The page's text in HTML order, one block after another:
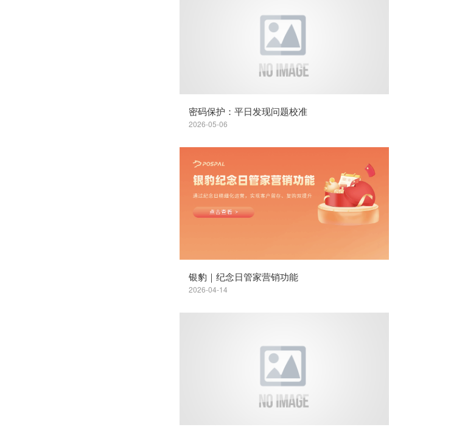
密码保护：平日发现问题校准
2026-05-06
银豹｜纪念日管家营销功能
2026-04-14